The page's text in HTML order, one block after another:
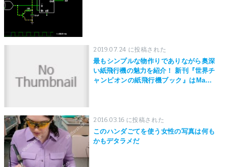
2019.07.24 に投稿された
最もシンプルな物作りでありながら奥深
い紙飛行機の魅力を紹介！ 新刊『世界チ
ャンピオンの紙飛行機ブック』はMaker
2016.03.16 に投稿された
このハンダごてを使う女性の写真は何も
かもデタラメだ